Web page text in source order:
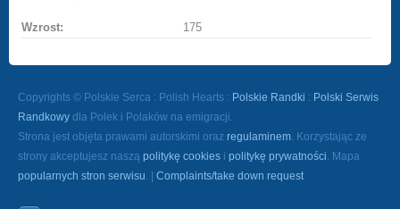
Wzrost: 175
Copyrights © Polskie Serca : Polish Hearts : Polskie Randki : Polski Serwis
Randkowy dla Polek i Polaków na emigracji.
Strona jest objęta prawami autorskimi oraz regulaminem. Korzystając ze
strony akceptujesz naszą politykę cookies i politykę prywatności. Mapa
popularnych stron serwisu. | Complaints/take down request